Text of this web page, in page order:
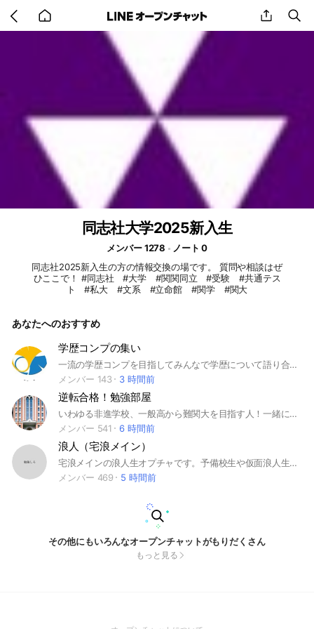
back
to
share
同志社大学2025新入生
メンバー 1278
ノート 0
同志社2025新入生の方の情報交換の場です。 質問や相談はぜ
ひここで！ #同志社 #大学 #関関同立 #受験 #共通テス
ト #私大 #文系 #立命館 #関学 #関大
あなたへのおすすめ
学歴コンプの集い
一流の学歴コンプを目指してみんなで学歴について語り合いましょう。 大学批判、質問、模試成績イキリ、何でも可。 多方面から多角的に多様性をもって日本の学歴社会を考察しましょう。 #東大 #京大 #東工大 #一橋 #旧帝大 #医学部 #大学入試 #大学受験 #早慶 #上智 #理科大 #GMARCH #関関同立 #日東駒専 #学歴
メンバー 143
3 時間前
逆転合格！勉強部屋
いわゆる非進学校、一般高から難関大を目指す人！一緒に勉強しませんか？ 今まで頑張ってこなかった…どうしても○○大学に行きたい…。厳しい受験勉強に心が折れそうになることもありますよね。この部屋は、そんな人のモチベーションを保つための部屋です。 現役難関大生の方も大歓迎！後輩のためにアドバイスお願いします！ 常に「未来の自分」を意識することで、普段の行動を変えていきましょう！ #合格 #逆転合格 #難関私立 #慶應義塾大学 #早稲田大学 #上智大学 #早慶上理 #MARCH #明治大学 #青山学院大学 #立教 #中央大学 #法政大学 #関関同立 #関西学院大学 #関西大学 #同志社大学 #立命館大学 #日東駒専 #日本大学 #東洋大学 #駒澤大学 #専修大学 #産近甲龍 #京都産業大学 #近畿大学 #甲南大学 #龍谷大学 ＃旧帝大 #東京大学 #京都大学 #大阪大学 #九州大学 #名古屋大学 ＃東北大学 ＃北海道大学 #難関国立 #神戸大学 #横浜国立大学 ＃一橋大学 文系でよろしく！
メンバー 541
6 時間前
浪人（宅浪メイン）
宅浪メインの浪人生オプチャです。予備校生や仮面浪人生、社会人受験生なども大歓迎です。トークテーマは特に縛りはなく、ゆるーいオプチャですが、大学の情報共有や模試の日程など受験に関する話が多く交わされています。共に高めあいましょう。（入室が承認されましたら、このオプチャのルールが書かれた大事なノートをご覧ください） 文責:きゅう
メンバー 469
5 時間前
その他にもいろんなオープンチャットがもりだくさん
もっと見る